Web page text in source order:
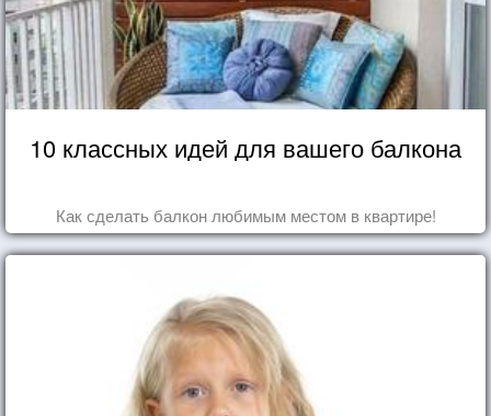
10 классных идей для вашего балкона
Как сделать балкон любимым местом в квартире!